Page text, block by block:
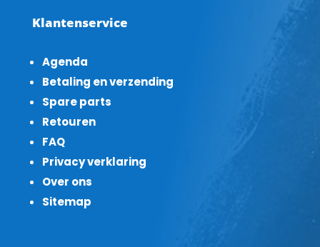
Klantenservice
Agenda
Betaling en verzending
Spare parts
Retouren
FAQ
Privacy verklaring
Over ons
Sitemap